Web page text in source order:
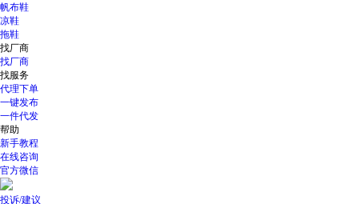
帆布鞋
凉鞋
拖鞋
找厂商
找厂商
找服务
代理下单
一键发布
一件代发
帮助
新手教程
在线咨询
官方微信
投诉/建议